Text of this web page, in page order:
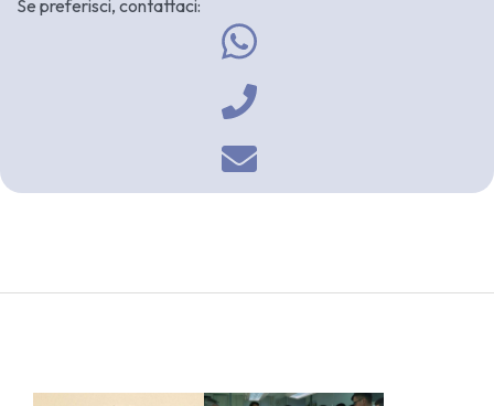
Se preferisci, contattaci: